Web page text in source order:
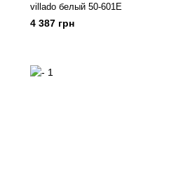
villado белый 50-601E
4 387 грн